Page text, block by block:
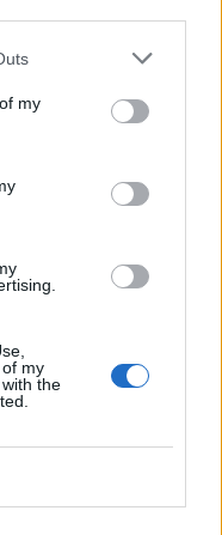
my
my
the
2015